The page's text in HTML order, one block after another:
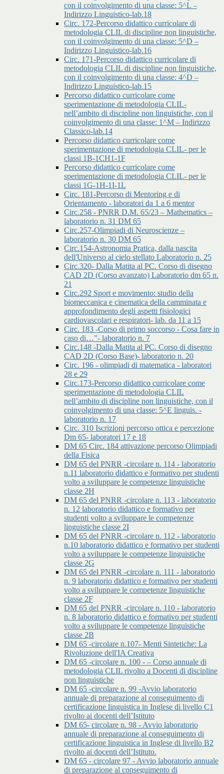
con il coinvolgimento di una classe: 5^L –
Indirizzo Linguistico-lab.18
Circ. 172-Percorso didattico curricolare di
metodologia CLIL di discipline non linguistiche,
con il coinvolgimento di una classe: 5^D –
Indirizzo Linguistico-lab.16
Circ. 171-Percorso didattico curricolare di
metodologia CLIL di discipline non linguistiche,
con il coinvolgimento di una classe: 4^D –
Indirizzo Linguistico-lab.15
Percorso didattico curricolare come
sperimentazione di metodologia CLIL-
nell’ambito di discipline non linguistiche, con il
coinvolgimento di una classe: 1^M – Indirizzo
Classico-lab.14
Percorso didattico curricolare come
sperimentazione di metodologia CLIL- per le
classi 1B-1CH1-1F
Percorso didattico curricolare come
sperimentazione di metodologia CLIL- per le
classi 1G-1H-1I-1L
Circ. 181-Percorso di Mentoring e di
Orientamento - laboratori da 1 a 6 mentor
Circ.258 - PNRR D.M. 65/23 – Mathematics –
laboratorio n. 31 DM 65
Circ.257-Olimpiadi di Neuroscienze –
laboratorio n. 30 DM 65
Circ.154-Astronomia Pratica, dalla nascita
dell'Universo al cielo stellato Laboratorio n. 25
Circ.320- Dalla Matita al PC. Corso di disegno
CAD 2D (Corso avanzato) Laboratorio dm 65 n.
21
Circ.292 Sport e movimento: studio della
biomeccanica e cinematica della camminata e
approfondimento degli aspetti fisiologici
cardiovascolari e respiratori- lab. da 11 a 15
Circ. 183 -Corso di primo soccorso - Cosa fare in
caso di…”- laboratorio n. 7
Circ.148 -Dalla Matita al PC. Corso di disegno
CAD 2D (Corso Base)- laboratorio n. 20
Circ. 196 - olimpiadi di matematica - laboratori
28 e 29
Circ.173-Percorso didattico curricolare come
sperimentazione di metodologia CLIL
nell’ambito di discipline non linguistiche, con il
coinvolgimento di una classe: 5^E linguis. -
laboratorio n. 17
Circ. 310 Iscrizioni percorso ottica e percezione
Dm 65- laboratori 17 e 18
DM 65 Circ. 184 attivazione percorso Olimpiadi
della Fisica
DM 65 del PNRR -circolare n. 114 - laboratorio
n.11 laboratorio didattico e formativo per studenti
volto a sviluppare le competenze linguistiche
classe 2H
DM 65 del PNRR -circolare n. 113 - laboratorio
n. 12 laboratorio didattico e formativo per
studenti volto a sviluppare le competenze
linguistiche classe 2I
DM 65 del PNRR -circolare n. 112 - laboratorio
n.10 laboratorio didattico e formativo per studenti
volto a sviluppare le competenze linguistiche
classe 2G
DM 65 del PNRR -circolare n. 111 - laboratorio
n. 9 laboratorio didattico e formativo per studenti
volto a sviluppare le competenze linguistiche
classe 2F
DM 65 del PNRR -circolare n. 110 - laboratorio
n. 8 laboratorio didattico e formativo per studenti
volto a sviluppare le competenze linguistiche
classe 2B
DM 65 -circolare n.107- Menti Sintetiche: La
Rivoluzione dell'IA Creativa
DM 65 -circolare n. 100 - – Corso annuale di
metodologia CLIL rivolto a Docenti di discipline
non linguistiche
DM 65 -circolare n. 99 -Avvio laboratorio
annuale di preparazione al conseguimento di
certificazione linguistica in Inglese di livello C1
rivolto ai docenti dell’Istituto
DM 65- circolare n. 98 - Avvio laboratorio
annuale di preparazione al conseguimento di
certificazione linguistica in Inglese di livello B2
rivolto ai docenti dell’Istituto.
DM 65 - circolare 97 - Avvio laboratorio annuale
di preparazione al conseguimento di